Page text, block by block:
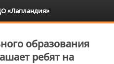
образования
ребят на
«Лапландия»